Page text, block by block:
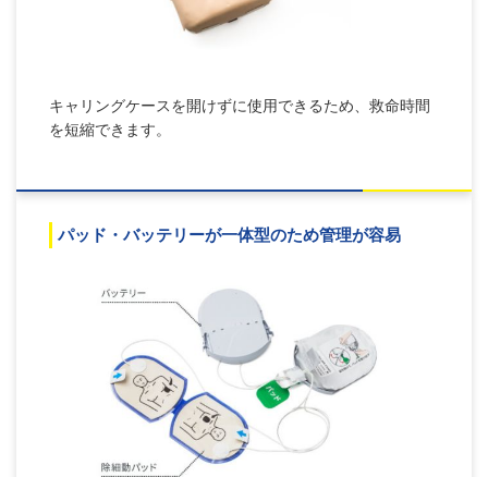
キャリングケースを開けずに使用できるため、救命時間
を短縮できます。
パッド・バッテリーが一体型のため管理が容易